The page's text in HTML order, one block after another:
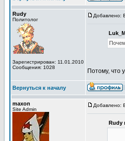
Rudy
Политолог
Зарегистрирован: 11.01.2010
Сообщения: 1028
Добавлено:
Потому, что
Вернуться к началу
maxon
Site Admin
Добавлено:
Rudy